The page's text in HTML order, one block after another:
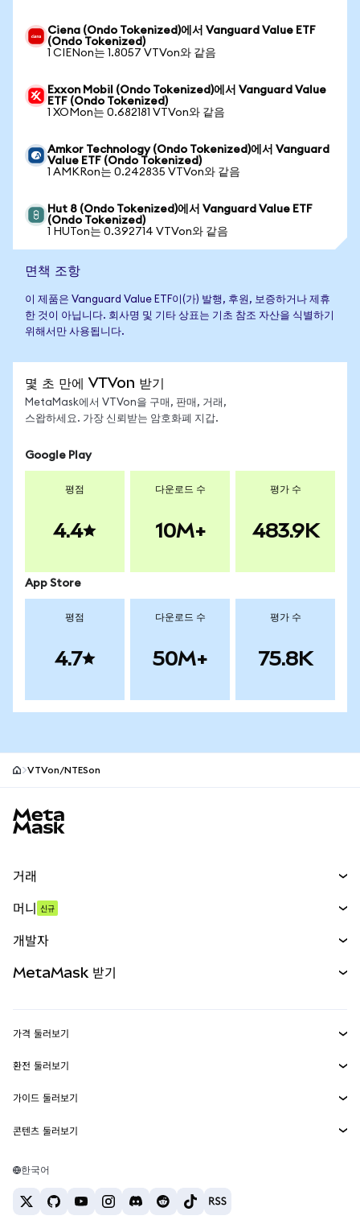
Ciena (Ondo Tokenized)에서 Vanguard Value ETF
(Ondo Tokenized)
1 CIENon는 1.8057 VTVon와 같음
Exxon Mobil (Ondo Tokenized)에서 Vanguard Value
ETF (Ondo Tokenized)
1 XOMon는 0.682181 VTVon와 같음
Amkor Technology (Ondo Tokenized)에서 Vanguard
Value ETF (Ondo Tokenized)
1 AMKRon는 0.242835 VTVon와 같음
Hut 8 (Ondo Tokenized)에서 Vanguard Value ETF
(Ondo Tokenized)
1 HUTon는 0.392714 VTVon와 같음
면책 조항
이 제품은 Vanguard Value ETF이(가) 발행, 후원, 보증하거나 제휴
한 것이 아닙니다. 회사명 및 기타 상표는 기초 참조 자산을 식별하기
위해서만 사용됩니다.
몇 초 만에 VTVon 받기
MetaMask에서 VTVon을 구매, 판매, 거래,
스왑하세요. 가장 신뢰받는 암호화폐 지갑.
Google Play
평점
4.4
다운로드 수
10M+
평가 수
483.9K
App Store
평점
4.7
다운로드 수
50M+
평가 수
75.8K
VTVon/NTESon
거래
무기한 선물
실물자산
머니 신규
개발자
MetaMask Connect
Snaps
웹3 서비스
MetaMask 받기
보안
고객 지원
채용
가격 둘러보기
이더리움 가격
솔라나 가격
테더 가격
환전 둘러보기
ETH를 USD로 환전
USDT를 INR로 환전
BTC를 INR로 환전
ETH를 USDT로 환전
가이드 둘러보기
ETH 매수
USDT 매수
콘텐츠 둘러보기
솔라나 지갑
한국어